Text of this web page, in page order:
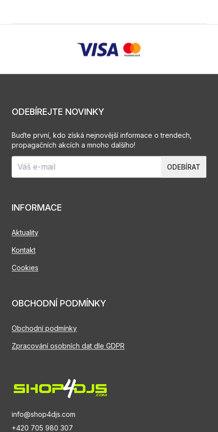
info@shop4djs.com
+420 705 980 307
INFORMACE
Aktuality
Kontakt
Cookies
OBCHODNÍ PODMÍNKY
Obchodní podmínky
Zpracování osobních dat dle GDPR
ODEBÍREJTE NOVINKY
Buďte první, kdo získá nejnovější informace o trendech,
propagačních akcích a mnoho dalšího!
ODEBÍRAT